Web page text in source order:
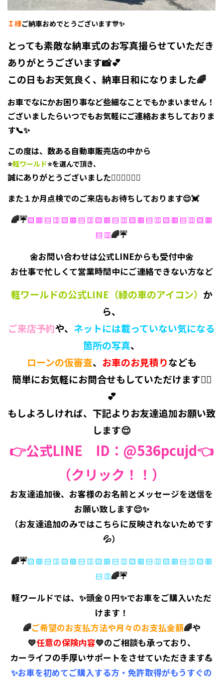
Ｉ様ご納車おめでとうございます🎊✨
とっても素敵な納車式のお写真撮らせていただき
ありがとうございます📸💕
この日もお天気良く、納車日和になりました🌈
お車でなにかお困り事など些細なことでもかまいません！
ございましたらいつでもお気軽にご連絡おまちしておりま
す📞✨
この度は、数ある自動車販売店の中から
⭐軽ワールド⭐を選んで頂き、
誠にありがとうございました🙇‍♂️🙇‍♀️🙇‍♂️
また１か月点検でのご来店もお待ちしております😌💓
🌈☔▧ ▦ ▤ ▥ ▧ ▦ ▤ ▥ ▧ ▦ ▤ ▥ ▧ ▦ ▤ ▥ ▧ ▦ ▤ ▥ ▧ ▦
▤ ▥🌈☔
🌼お問い合わせは公式LINEからも受付中🌼
お仕事で忙しくて営業時間中にご連絡できない方など
軽ワールドの公式LINE（緑の車のアイコン） か
ら、
ご来店予約や、 ネットには載っていない気になる
箇所の写真、
ローンの仮審査、 お車のお見積りなども
簡単にお気軽にお問合せもしていただけます💁‍♀️
💕
もしよろしければ、下記よりお友達追加お願い致
します😌
👉公式LINE ID：@536pcujd👈
（クリック！！）
お友達追加後、お客様のお名前とメッセージを送信を
お願い致します😌✨
（お友達追加のみではこちらに反映されないためです
💦）
🌈☔▧ ▦ ▤ ▥ ▧ ▦ ▤ ▥ ▧ ▦ ▤ ▥ ▧ ▦ ▤ ▥ ▧ ▦ ▤ ▥ ▧ ▦
▤ ▥🌈☔
軽ワールドでは、✨頭金０円✨でお車をご購入いただ
けます！
🌈ご希望のお支払方法や月々のお支払金額🌈や
💛任意の保険内容💛のご相談も承っており、
カーライフの手厚いサポートをさせていただきます💪
✨お車を初めてご購入する方・免許取得がもうすぐの